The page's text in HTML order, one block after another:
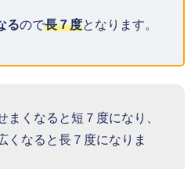
るので長７度となります。
まくなると短７度になり、
くなると長７度になりま